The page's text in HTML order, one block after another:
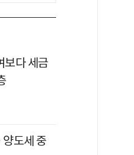
보다 세금
도세 중